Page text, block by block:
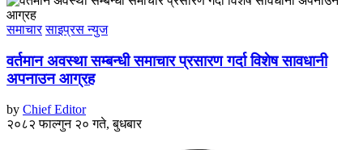
समाचार साइप्रस न्युज
वर्तमान अवस्था सम्बन्धी समाचार प्रसारण गर्दा विशेष सावधानी
अपनाउन आग्रह
by Chief Editor
२०८२ फाल्गुन २० गते, बुधबार